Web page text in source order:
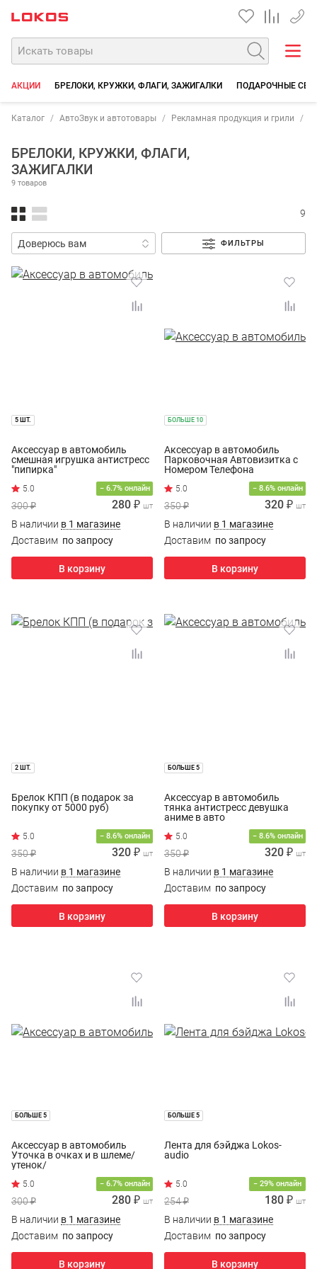
+7
АКЦИИ БРЕЛОКИ, КРУЖКИ, ФЛАГИ, ЗАЖИГАЛКИ ПОДАРОЧНЫЕ
Каталог АвтоЗвук и автотовары Рекламная продукция и грили
БРЕЛОКИ, КРУЖКИ, ФЛАГИ,
ЗАЖИГАЛКИ
9 товаров
9
ФИЛЬТРЫ
5 ШТ.
Аксессуар в автомобиль
смешная игрушка антистресс
"пипирка"
− 6.7% онлайн
300 ₽ 280 ₽ шт
В наличии в 1 магазине
Доставим по запросу
В корзину
БОЛЬШЕ 10
Аксессуар в автомобиль
Парковочная Автовизитка с
Номером Телефона
− 8.6% онлайн
350 ₽ 320 ₽ шт
В наличии в 1 магазине
Доставим по запросу
В корзину
2 ШТ.
Брелок КПП (в подарок за
покупку от 5000 руб)
− 8.6% онлайн
350 ₽ 320 ₽ шт
В наличии в 1 магазине
Доставим по запросу
В корзину
БОЛЬШЕ 5
Аксессуар в автомобиль
тянка антистресс девушка
аниме в авто
− 8.6% онлайн
350 ₽ 320 ₽ шт
В наличии в 1 магазине
Доставим по запросу
В корзину
БОЛЬШЕ 5
Аксессуар в автомобиль
Уточка в очках и в шлеме/
утенок/
− 6.7% онлайн
300 ₽ 280 ₽ шт
В наличии в 1 магазине
Доставим по запросу
В корзину
БОЛЬШЕ 5
Лента для бэйджа Lokos-
audio
− 29% онлайн
254 ₽ 180 ₽ шт
В наличии в 1 магазине
Доставим по запросу
В корзину